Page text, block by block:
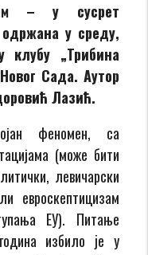
– у сусрет
у среду,
клубу „Трибина
Сада. Аутор
Лазић.
феномен, са
(може бити
левичарски
евроскептицизам
ЕУ). Питање
избило je у